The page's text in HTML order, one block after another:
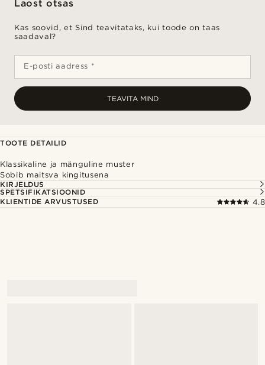
Laost otsas
Kas soovid, et Sind teavitataks, kui toode on taas
saadaval?
E-posti aadress *
TEAVITA MIND
TOOTE DETAILID
Klassikaline ja mänguline muster
Sobib maitsva kingitusena
KIRJELDUS
SPETSIFIKATSIOONID
KLIENTIDE ARVUSTUSED
4.8